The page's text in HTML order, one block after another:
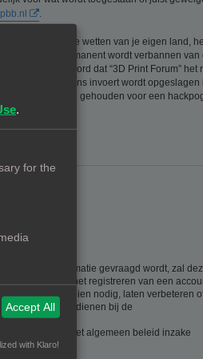
.
bevat die de wetten van je eigen land,
ingang en permanent wordt verbannen van
er mee akkoord dat “3D Print Forum” het
die je bij ons invoert wordt opgeslagen
worden gehouden voor een
informatie gevraagd wordt, zal
gevolg van het registreren van een
U kan deze, indien nodig, laten verbeteren
kan u klacht indienen bij de
vindt u in het algemeen beleid inzake
.
for the
Accept All
with Klaro!